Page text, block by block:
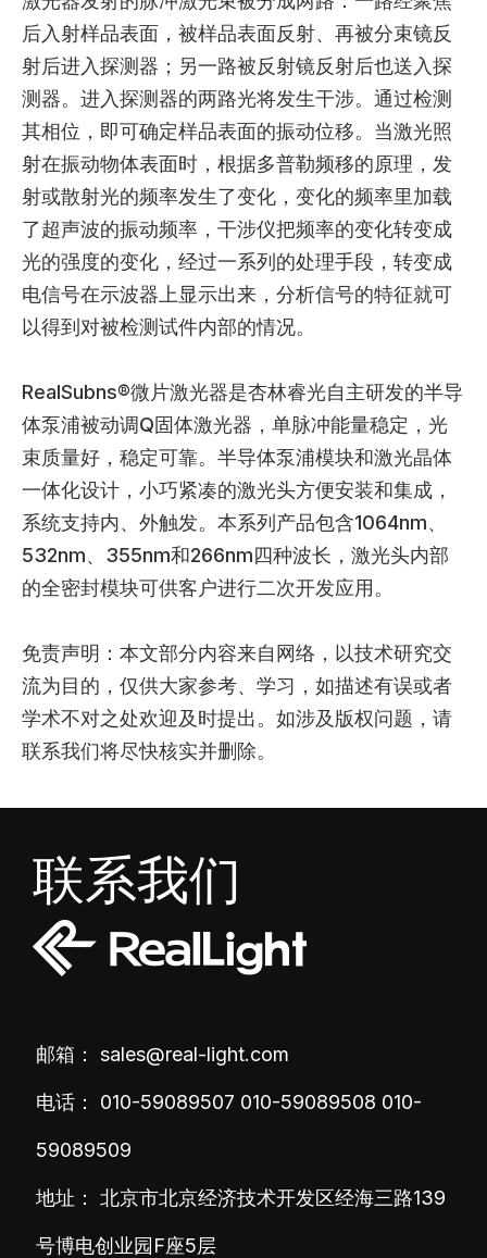
后入射样品表面，被样品表面反射、再被分束镜反
射后进入探测器；另一路被反射镜反射后也送入探
测器。进入探测器的两路光将发生干涉。通过检测
其相位，即可确定样品表面的振动位移。当激光照
射在振动物体表面时，根据多普勒频移的原理，发
射或散射光的频率发生了变化，变化的频率里加载
了超声波的振动频率，干涉仪把频率的变化转变成
光的强度的变化，经过一系列的处理手段，转变成
电信号在示波器上显示出来，分析信号的特征就可
以得到对被检测试件内部的情况。
RealSubns®微片激光器是杏林睿光自主研发的半导
体泵浦被动调Q固体激光器，单脉冲能量稳定，光
束质量好，稳定可靠。半导体泵浦模块和激光晶体
一体化设计，小巧紧凑的激光头方便安装和集成，
系统支持内、外触发。本系列产品包含1064nm、
532nm、355nm和266nm四种波长，激光头内部
的全密封模块可供客户进行二次开发应用。
免责声明：本文部分内容来自网络，以技术研究交
流为目的，仅供大家参考、学习，如描述有误或者
学术不对之处欢迎及时提出。如涉及版权问题，请
联系我们将尽快核实并删除。
联系我们
邮箱： sales@real-light.com
电话： 010-59089507 010-59089508 010-
59089509
地址： 北京市北京经济技术开发区经海三路139
号博电创业园F座5层